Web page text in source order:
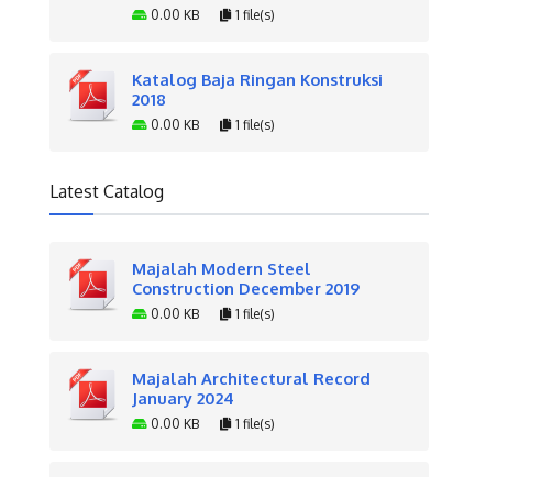
0.00 KB 1 file(s)
Katalog Baja Ringan Konstruksi
2018
0.00 KB 1 file(s)
Latest Catalog
Majalah Modern Steel
Construction December 2019
0.00 KB 1 file(s)
Majalah Architectural Record
January 2024
0.00 KB 1 file(s)